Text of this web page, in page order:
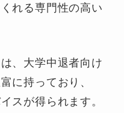
れる専門性の高い
、大学中退者向け
に持っており、
スが得られます。